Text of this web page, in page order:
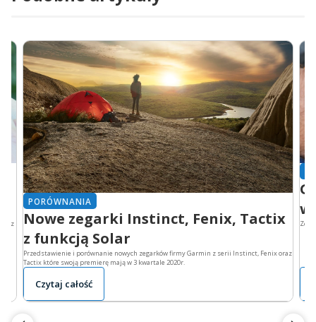
PORÓWNANIA
Nowe zegarki Instinct, Fenix, Tactix
z funkcją Solar
Przedstawienie i porównanie nowych zegarków firmy Garmin z serii Instinct, Fenix oraz
Tactix które swoją premierę mają w 3 kwartale 2020r.
Czytaj całość